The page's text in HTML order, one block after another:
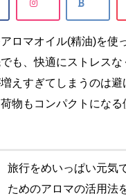
ロマオイル(精油)を使
も、快適にストレスな
えすぎてしまうのは避
物もコンパクトにな
旅行をめいっぱい元気
ためのアロマの活用法